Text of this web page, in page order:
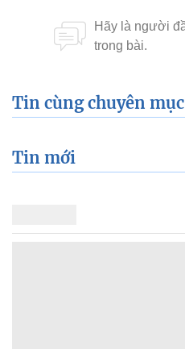
Tin cùng chuyên mục
Tin mới